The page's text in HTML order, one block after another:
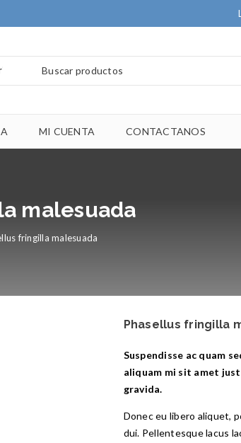
MI CUENTA CONTACTANOS
malesuada
fringilla malesuada
Phasellus fringilla
Suspendisse ac quam
aliquam mi sit amet
gravida.
Donec eu libero aliquet,
dui. Pellentesque lacus